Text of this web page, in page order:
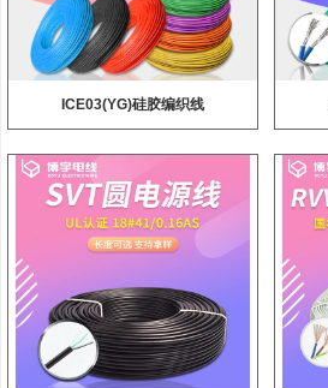
ICE03(YG)硅胶编织线